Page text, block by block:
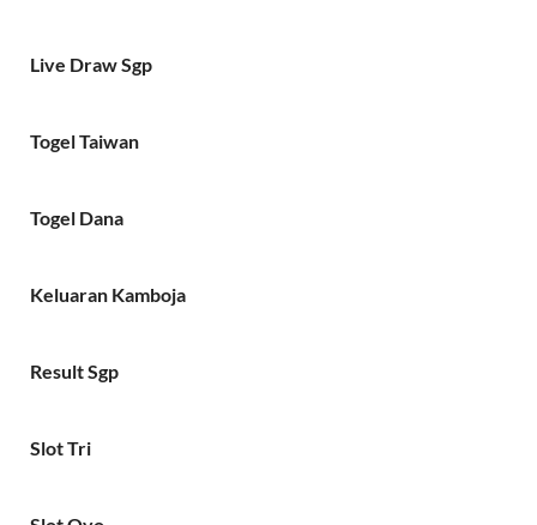
Live Draw Sgp
Togel Taiwan
Togel Dana
Keluaran Kamboja
Result Sgp
Slot Tri